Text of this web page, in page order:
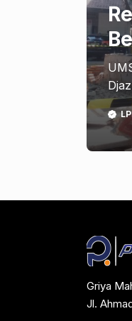
Griya
Jl.